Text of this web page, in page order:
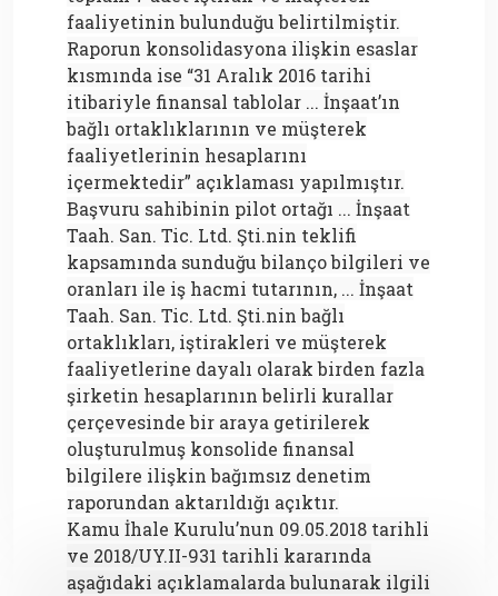
faaliyetinin bulunduğu belirtilmiştir.
Raporun konsolidasyona ilişkin esaslar
kısmında ise “31 Aralık 2016 tarihi
itibariyle finansal tablolar ... İnşaat’ın
bağlı ortaklıklarının ve müşterek
faaliyetlerinin hesaplarını
içermektedir” açıklaması yapılmıştır.
Başvuru sahibinin pilot ortağı ... İnşaat
Taah. San. Tic. Ltd. Şti.nin teklifi
kapsamında sunduğu bilanço bilgileri ve
oranları ile iş hacmi tutarının, ... İnşaat
Taah. San. Tic. Ltd. Şti.nin bağlı
ortaklıkları, iştirakleri ve müşterek
faaliyetlerine dayalı olarak birden fazla
şirketin hesaplarının belirli kurallar
çerçevesinde bir araya getirilerek
oluşturulmuş konsolide finansal
bilgilere ilişkin bağımsız denetim
raporundan aktarıldığı açıktır.
Kamu İhale Kurulu’nun 09.05.2018 tarihli
ve 2018/UY.II-931 tarihli kararında
aşağıdaki açıklamalarda bulunarak ilgili